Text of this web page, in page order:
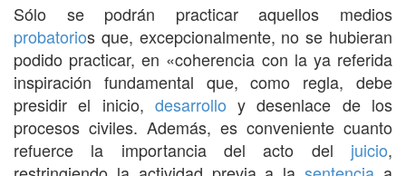
Sólo se podrán practicar aquellos medios
probatorios que, excepcionalmente, no se hubieran
podido practicar, en «coherencia con la ya referida
inspiración fundamental que, como regla, debe
presidir el inicio, desarrollo y desenlace de los
procesos civiles. Además, es conveniente cuanto
refuerce la importancia del acto del juicio,